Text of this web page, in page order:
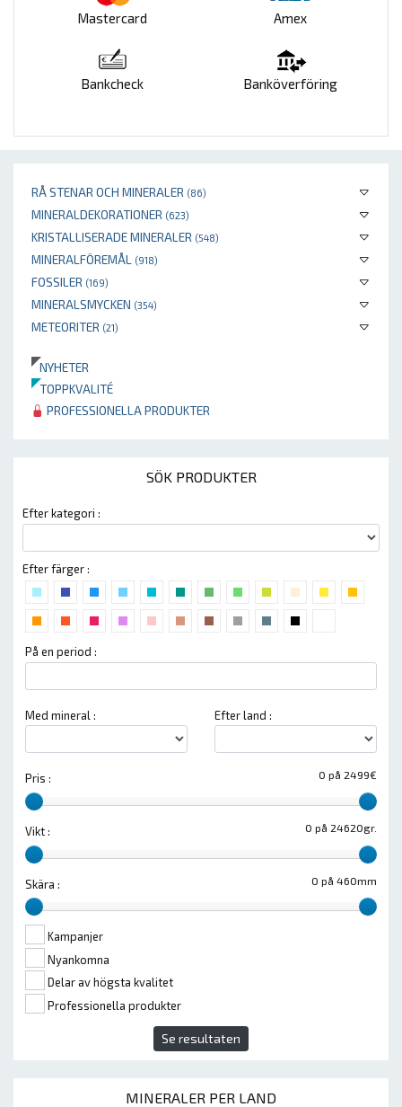
RÅ STENAR OCH MINERALER (86)
MINERALDEKORATIONER (623)
KRISTALLISERADE MINERALER (548)
MINERALFÖREMÅL (918)
FOSSILER (169)
MINERALSMYCKEN (354)
METEORITER (21)
NYHETER
TOPPKVALITÉ
PROFESSIONELLA PRODUKTER
SÖK PRODUKTER
Efter kategori :
Efter färger :
På en period :
Med mineral : Efter land :
0 på 2499€
Pris :
0 på 24620gr.
Vikt :
0 på 460mm
Skära :
Kampanjer
Nyankomna
Delar av högsta kvalitet
Professionella produkter
Se resultaten
MINERALER PER LAND
Mastercard Amex
Bankcheck Banköverföring